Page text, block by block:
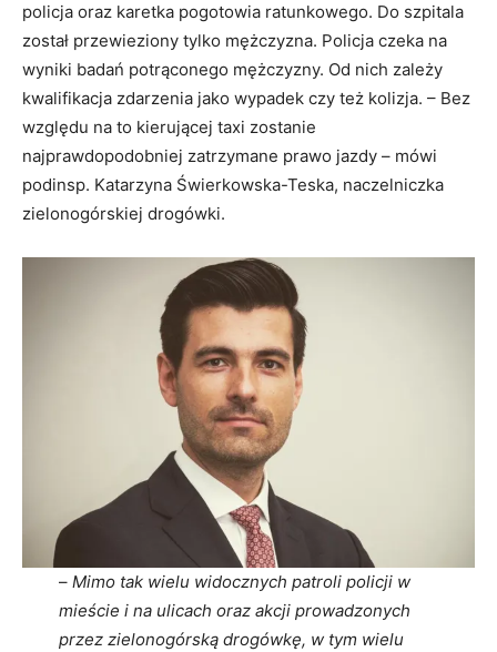
policja oraz karetka pogotowia ratunkowego. Do szpitala
został przewieziony tylko mężczyzna. Policja czeka na
wyniki badań potrąconego mężczyzny. Od nich zależy
kwalifikacja zdarzenia jako wypadek czy też kolizja. – Bez
względu na to kierującej taxi zostanie
najprawdopodobniej zatrzymane prawo jazdy – mówi
podinsp. Katarzyna Świerkowska-Teska, naczelniczka
zielonogórskiej drogówki.
– Mimo tak wielu widocznych patroli policji w
mieście i na ulicach oraz akcji prowadzonych
przez zielonogórską drogówkę, w tym wielu